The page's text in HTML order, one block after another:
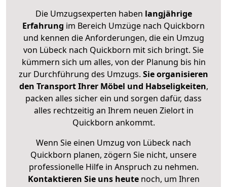
Die Umzugsexperten haben langjährige
Erfahrung im Bereich Umzüge nach Quickborn
und kennen die Anforderungen, die ein Umzug
von Lübeck nach Quickborn mit sich bringt. Sie
kümmern sich um alles, von der Planung bis hin
zur Durchführung des Umzugs. Sie organisieren
den Transport Ihrer Möbel und Habseligkeiten,
packen alles sicher ein und sorgen dafür, dass
alles rechtzeitig an Ihrem neuen Zielort in
Quickborn ankommt.
Wenn Sie einen Umzug von Lübeck nach
Quickborn planen, zögern Sie nicht, unsere
professionelle Hilfe in Anspruch zu nehmen.
Kontaktieren Sie uns heutenoch, um Ihren